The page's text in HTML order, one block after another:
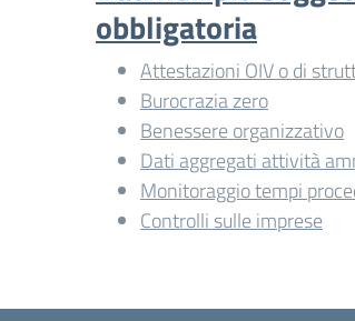
obbligatoria
Attestazioni OIV o di
Burocrazia zero
Benessere organizzativo
Dati aggregati attività
Monitoraggio tempi
Controlli sulle imprese